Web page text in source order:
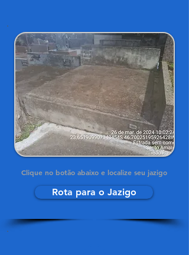
Clique no botão abaixo e localize seu jazigo
Rota para o Jazigo